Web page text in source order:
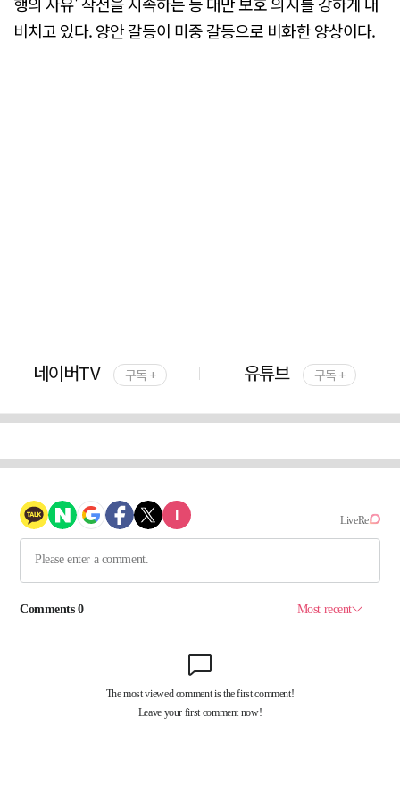
비치고 있다. 양안 갈등이 미중 갈등으로 비화한 양상이다.
네이버TV 구독 + 유튜브 구독 +